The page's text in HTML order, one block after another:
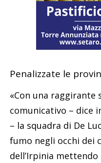
Penalizzate le
«Con una
comunicativo – dice
– la squadra di De
fumo negli occhi dei
dell’Irpinia